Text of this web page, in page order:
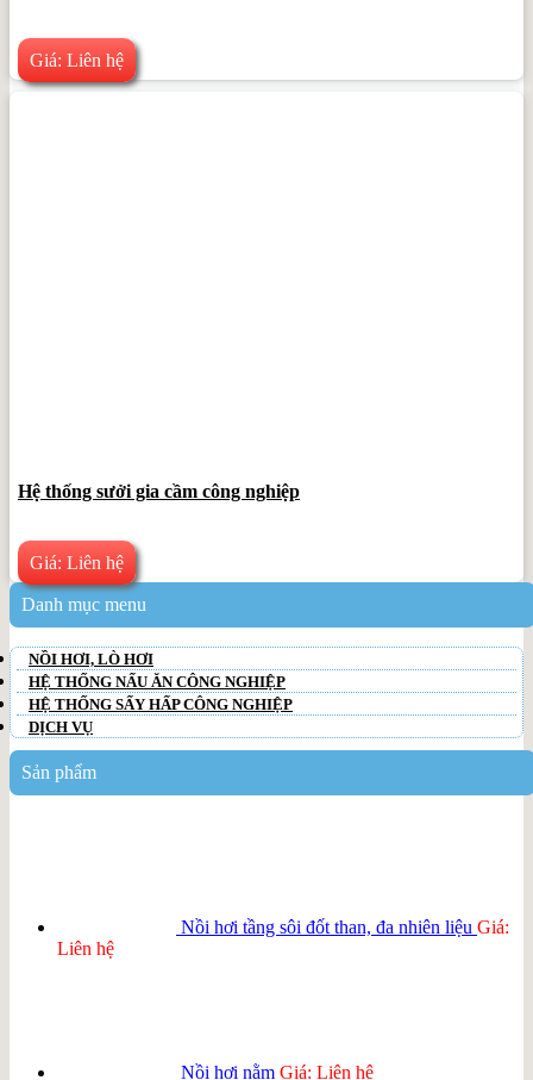
Giá: Liên hệ
Hệ thống sưởi gia cầm công nghiệp
Giá: Liên hệ
Danh mục menu
NỒI HƠI, LÒ HƠI
HỆ THỐNG NẤU ĂN CÔNG NGHIỆP
HỆ THỐNG SẤY HẤP CÔNG NGHIỆP
DỊCH VỤ
Sản phẩm
Nồi hơi tầng sôi đốt than, đa nhiên liệu Giá:
Liên hệ
Nồi hơi nằm Giá: Liên hệ